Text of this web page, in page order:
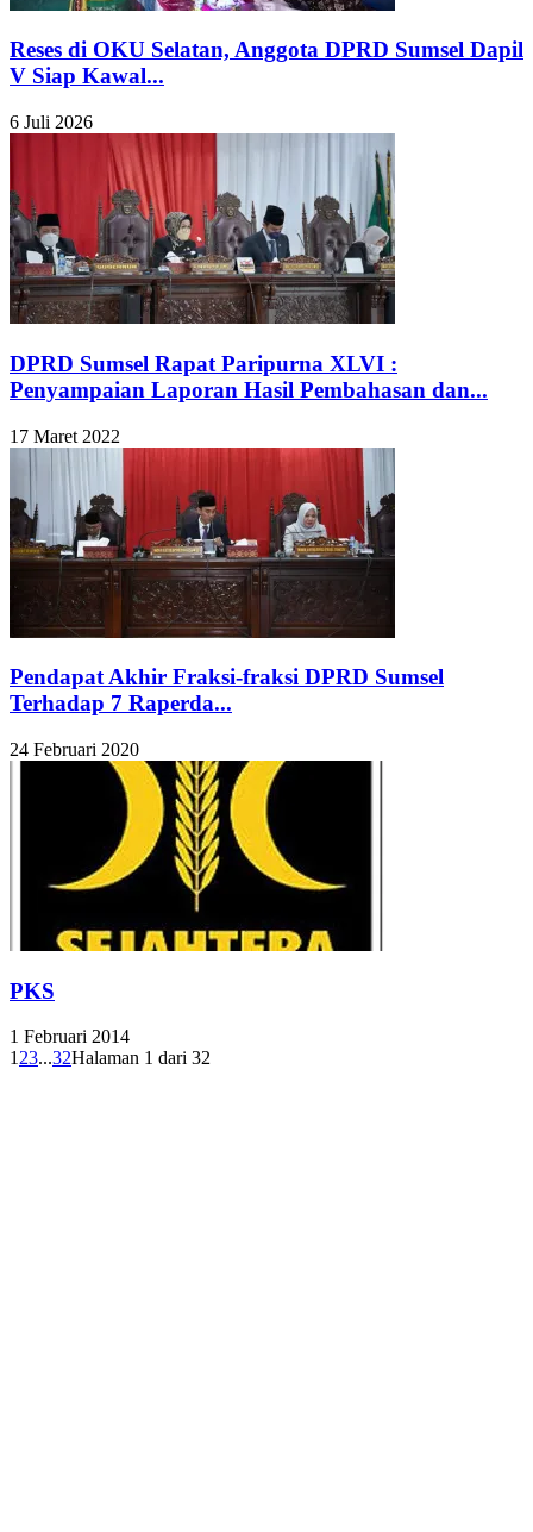
Reses di OKU Selatan, Anggota DPRD Sumsel Dapil
V Siap Kawal...
6 Juli 2026
DPRD Sumsel Rapat Paripurna XLVI :
Penyampaian Laporan Hasil Pembahasan dan...
17 Maret 2022
Pendapat Akhir Fraksi-fraksi DPRD Sumsel
Terhadap 7 Raperda...
24 Februari 2020
PKS
1 Februari 2014
123...32Halaman 1 dari 32